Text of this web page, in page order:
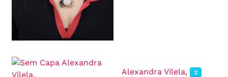
Alexandra Vilela, 2